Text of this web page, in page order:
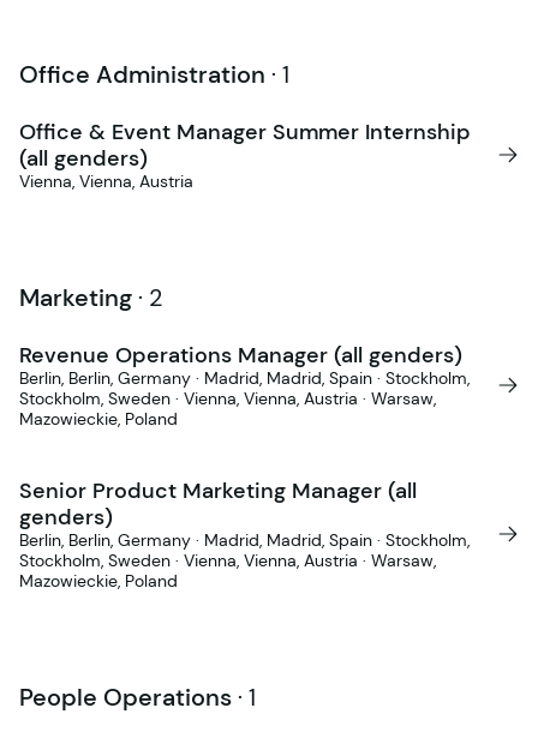
Office Administration · 1
Office & Event Manager Summer Internship
(all genders)
Vienna, Vienna, Austria
Marketing · 2
Revenue Operations Manager (all genders)
Berlin, Berlin, Germany · Madrid, Madrid, Spain · Stockholm,
Stockholm, Sweden · Vienna, Vienna, Austria · Warsaw,
Mazowieckie, Poland
Senior Product Marketing Manager (all
genders)
Berlin, Berlin, Germany · Madrid, Madrid, Spain · Stockholm,
Stockholm, Sweden · Vienna, Vienna, Austria · Warsaw,
Mazowieckie, Poland
People Operations · 1